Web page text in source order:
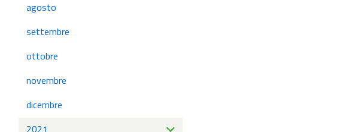
agosto
settembre
ottobre
novembre
dicembre
2021